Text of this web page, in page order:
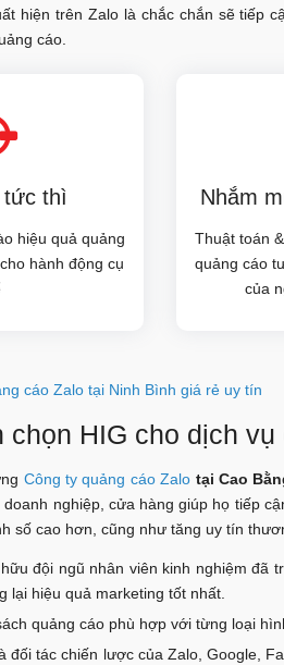
hiện trên Zalo là chắc chắn sẽ tiếp
cáo.
tức thì
hiệu quả quảng
hành động cụ
Nhắm
Thuật toán
quảng cáo
của
cáo Zalo tại Ninh Bình giá rẻ uy tín
chọn HIG cho dịch
Công ty quảng cáo Zalo tại Cao
nghiệp, cửa hàng giúp họ tiếp
số cao hơn, cũng như tăng uy tín
đội ngũ nhân viên kinh nghiệm đã
lại hiệu quả marketing tốt nhất.
quảng cáo phù hợp với từng loại
đối tác chiến lược của Zalo, Google,